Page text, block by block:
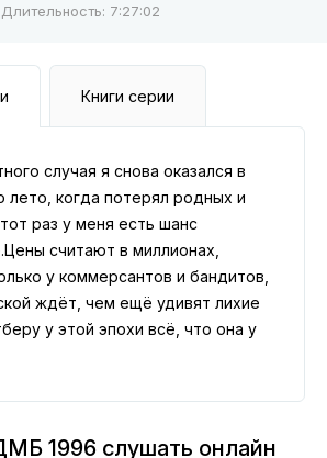
Длительность: 7:27:02
Книги серии
случая я снова оказался в
лето, когда потерял родных и
раз у меня есть шанс
считают в миллионах,
у коммерсантов и бандитов,
ждёт, чем ещё удивят лихие
у этой эпохи всё, что она у
с процентами, которые
1996 слушать онлайн